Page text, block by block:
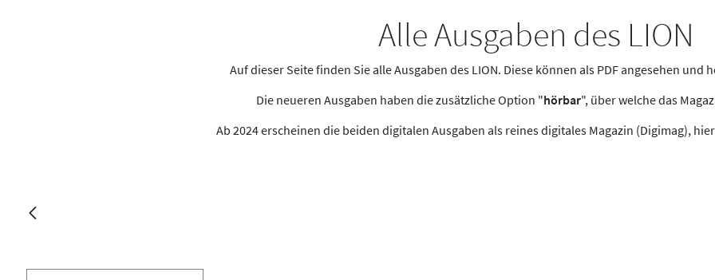
Alle Ausgaben des LION
Auf dieser Seite finden Sie alle Ausgaben des LION. Diese können als PDF angesehen und
Die neueren Ausgaben haben die zusätzliche Option "hörbar", über welche das
Ab 2024 erscheinen die beiden digitalen Ausgaben als reines digitales Magazin (Digimag),